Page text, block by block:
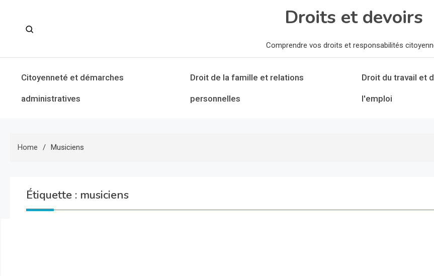
Droits et devoirs
Comprendre vos droits et responsabilités
Citoyenneté et démarches
administratives
Droit de la famille et relations
personnelles
Droit du travail et
l'emploi
Home Musiciens
Étiquette : musiciens